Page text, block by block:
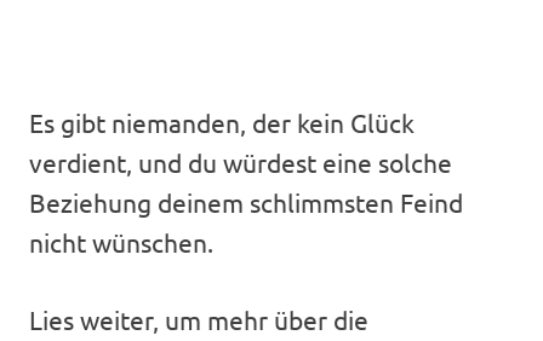
Es gibt niemanden, der kein Glück
verdient, und du würdest eine solche
Beziehung deinem schlimmsten Feind
nicht wünschen.
Lies weiter, um mehr über die